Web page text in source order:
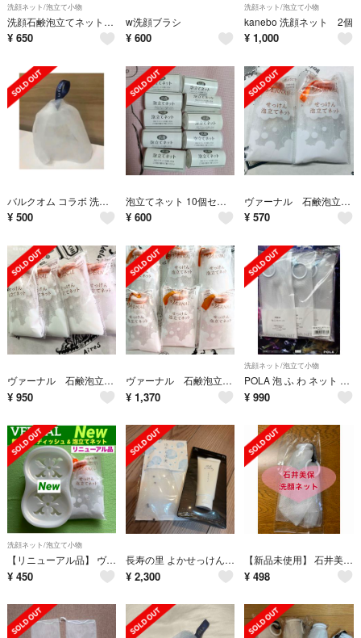
洗顔ネット/泡立て小物
洗顔石鹸泡立てネット10個
¥ 650
w洗顔ブラシ
¥ 600
洗顔ネット/泡立て小物
kanebo 洗顔ネット 2個
¥ 1,000
バルクオム コラボ 洗顔ネット1つ
¥ 500
泡立てネット 10個セット
¥ 600
ヴァーナル 石鹸泡立てネット 2個
¥ 570
ヴァーナル 石鹸泡立てネット 4個
¥ 950
ヴァーナル 石鹸泡立てネット 6個
¥ 1,370
洗顔ネット/泡立て小物
POLA 泡 ふ わ ネット 3個
¥ 990
洗顔ネット/泡立て小物
【リニューアル品】 ヴァーナル 新ソープディッシュ&ネット セット 新品
¥ 450
長寿の里 よかせっけん 石けん 泡から水素 泡立てネット
¥ 2,300
【新品未使用】 石井美保 洗顔ネット VOCE
¥ 498